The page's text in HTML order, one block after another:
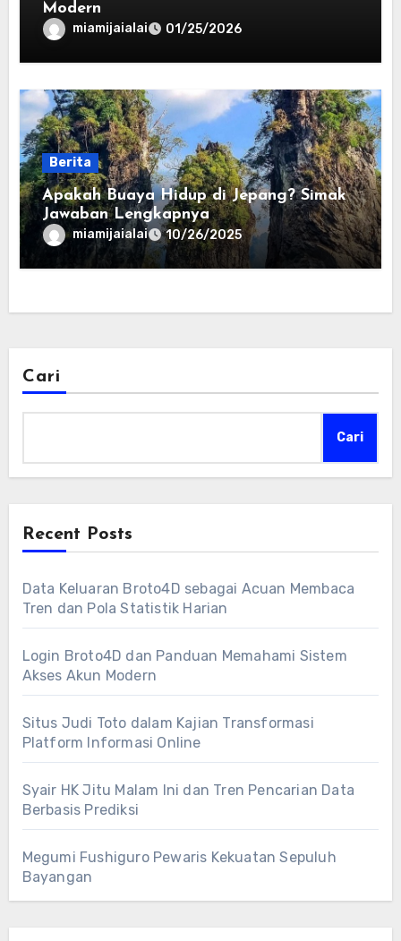
Modern
miamijaialai 01/25/2026
Berita
Apakah Buaya Hidup di Jepang? Simak
Jawaban Lengkapnya
miamijaialai 10/26/2025
Cari
Cari
Recent Posts
Data Keluaran Broto4D sebagai Acuan Membaca
Tren dan Pola Statistik Harian
Login Broto4D dan Panduan Memahami Sistem
Akses Akun Modern
Situs Judi Toto dalam Kajian Transformasi
Platform Informasi Online
Syair HK Jitu Malam Ini dan Tren Pencarian Data
Berbasis Prediksi
Megumi Fushiguro Pewaris Kekuatan Sepuluh
Bayangan